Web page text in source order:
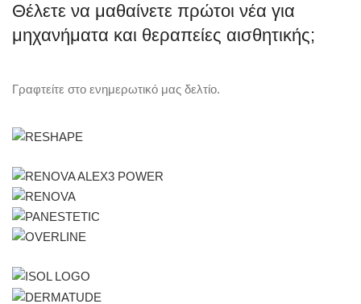
Θέλετε να μαθαίνετε πρώτοι νέα για
μηχανήματα και θεραπείες αισθητικής;
Γραφτείτε στο ενημερωτικό μας δελτίο.